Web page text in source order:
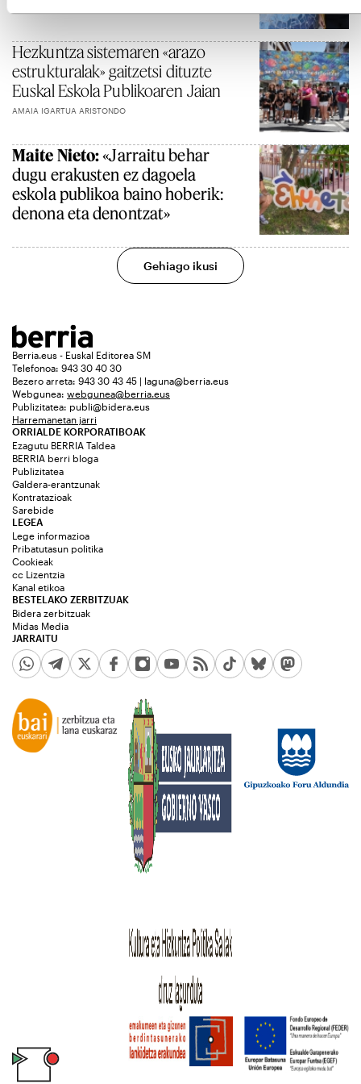
Hezkuntza sistemaren «arazo
estrukturalak» gaitzetsi dituzte
Euskal Eskola Publikoaren Jaian
AMAIA IGARTUA ARISTONDO
Maite Nieto:«Jarraitu behar
dugu erakusten ez dagoela
eskola publikoa baino hoberik:
denona eta denontzat»
Gehiago ikusi
Berria.eus - Euskal Editorea SM
Telefonoa: 943 30 40 30
Bezero arreta: 943 30 43 45 | laguna@berria.eus
Webgunea: webgunea@berria.eus
Publizitatea: publi@bidera.eus
Harremanetan jarri
ORRIALDE KORPORATIBOAK
Ezagutu BERRIA Taldea
BERRIA berri bloga
Publizitatea
Galdera-erantzunak
Kontratazioak
Sarebide
JARRAITU
LEGEA
Lege informazioa
Pribatutasun politika
Cookieak
cc Lizentzia
Kanal etikoa
BESTELAKO ZERBITZUAK
Bidera zerbitzuak
Midas Media